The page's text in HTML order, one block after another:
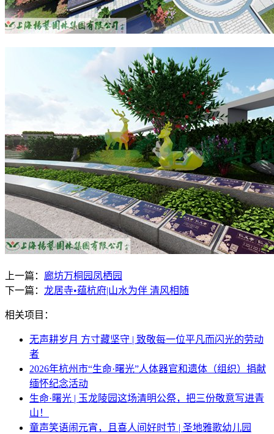
上一篇： 廊坊万桐园凤栖园
下一篇： 龙居寺•蕴杭府|山水为伴 清风相随
相关项目：
无声耕岁月 方寸藏坚守 | 致敬每一位平凡而闪光的劳动
者
2026年杭州市“生命·曙光”人体器官和遗体（组织）捐献
缅怀纪念活动
生命·曙光 | 玉龙陵园这场清明公祭，把三份敬意写进青
山！
童声笑语闹元宵，且喜人间好时节 | 圣地雅歌幼儿园